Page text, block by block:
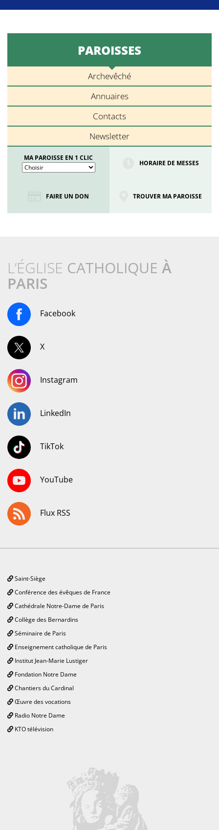
PAROISSES
Archevêché
Annuaires
Contacts
Newsletter
MA PAROISSE EN 1 CLIC
HORAIRE DE MESSES
FAIRE UN DON TROUVER MA PAROISSE
L’ÉGLISE CATHOLIQUE À
PARIS
Facebook
X
Instagram
LinkedIn
TikTok
YouTube
Flux RSS
Saint-Siège
Conférence des évêques de France
Cathédrale Notre-Dame de Paris
Collège des Bernardins
Séminaire de Paris
Enseignement catholique de Paris
Institut Jean-Marie Lustiger
Fondation Notre Dame
Chantiers du Cardinal
Œuvre des vocations
Radio Notre Dame
KTO télévision